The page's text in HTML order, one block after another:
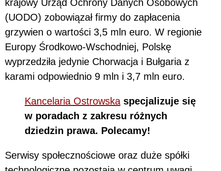
krajowy Urząd Ochrony Danych Osobowych
(UODO) zobowiązał firmy do zapłacenia
grzywien o wartości 3,5 mln euro. W regionie
Europy Środkowo-Wschodniej, Polskę
wyprzedziła jedynie Chorwacja i Bułgaria z
karami odpowiednio 9 mln i 3,7 mln euro.
Kancelaria Ostrowska specjalizuje się
w poradach z zakresu różnych
dziedzin prawa. Polecamy!
Serwisy społecznościowe oraz duże spółki